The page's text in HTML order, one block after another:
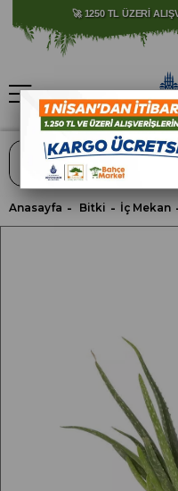
🚀 1250 TL ÜZERİ
⚠️ SATIŞLARIMIZ
Anasayfa Bitki İç Mekan